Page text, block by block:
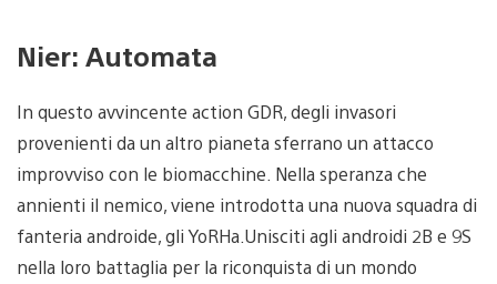
Nier: Automata
In questo avvincente action GDR, degli invasori
provenienti da un altro pianeta sferrano un attacco
improvviso con le biomacchine. Nella speranza che
annienti il nemico, viene introdotta una nuova squadra di
fanteria androide, gli YoRHa.Unisciti agli androidi 2B e 9S
nella loro battaglia per la riconquista di un mondo